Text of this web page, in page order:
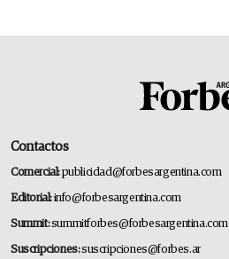
Contactos
Comercial:publicidad@forbesargentina.com
Editorial:info@forbesargentina.com
Summit:summitforbes@forbesargentina.com
Suscripciones:suscripciones@forbes.ar